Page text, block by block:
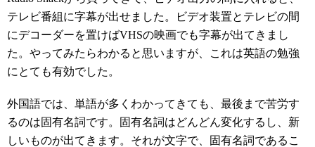
テレビ番組に字幕が出せました。ビデオ装置とテレビの間
にデコーダーを置けばVHSの映画でも字幕が出てきまし
た。やってみたらわかると思いますが、これは英語の勉強
にとても有効でした。
外国語では、単語が多くわかってきても、最後まで苦労す
るのは固有名詞です。固有名詞はどんどん変化するし、新
しいものが出てきます。それが文字で、固有名詞であるこ